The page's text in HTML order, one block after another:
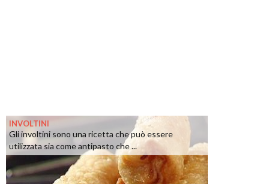
INVOLTINI
Gli involtini sono una ricetta che può essere
utilizzata sia come antipasto che ...